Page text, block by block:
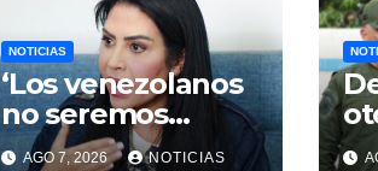
NOTICIAS
‘Los venezolanos
no seremos
jueces de las
AGO 7, 2026 NOTICIAS